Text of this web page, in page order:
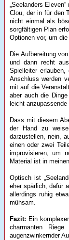
„Seelanders
Clou, der in für den
nicht einmal als
sorgfältigen Plan
Optionen vor, um
Die Aufbereitung
und dann recht
Spielleiter
Anschluss werden
mit auf die
aber auch die
leicht
Dass mit diesem
der Hand zu
darzustellen, nein,
einen oder zwei
improvisieren, um
Material ist in
Optisch ist
eher spärlich, dafür
allerdings ruhig
mühsam.
Fazit: Ein
charmanten
augenzwinkernder